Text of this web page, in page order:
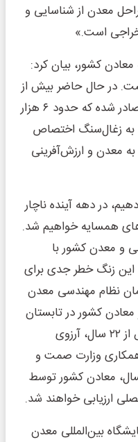
معدن از شناسایی و
است.»
معادن کشور، بیان کرد:
در حال حاضر بیش از
۱۲ هزار پروانه بهره‌برداری در کشور صادر شده که حدود ۶ هزار
هستند و تنها ۱۶۰ مورد به زغال‌سنگ اختصاص
معدن و ارزش‌آفرینی
در دهه آینده ناچار
همسایه خواهیم شد.
و معدن کشور با
زنگ خطر جدی برای
نظام مهندسی معدن
کشور در تابستان
سال جاری خبر داد و اعلام کرد: پس از ۲۲ سال، آرزوی
وزارت صمت و
معادن کشور توسط
ارزیابی خواهند شد.
بین‌المللی معدن